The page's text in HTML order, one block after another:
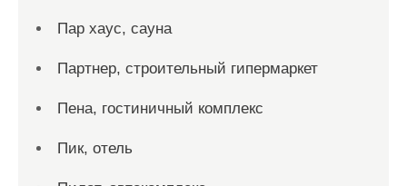
Пар хаус, сауна
Партнер, строительный гипермаркет
Пена, гостиничный комплекс
Пик, отель